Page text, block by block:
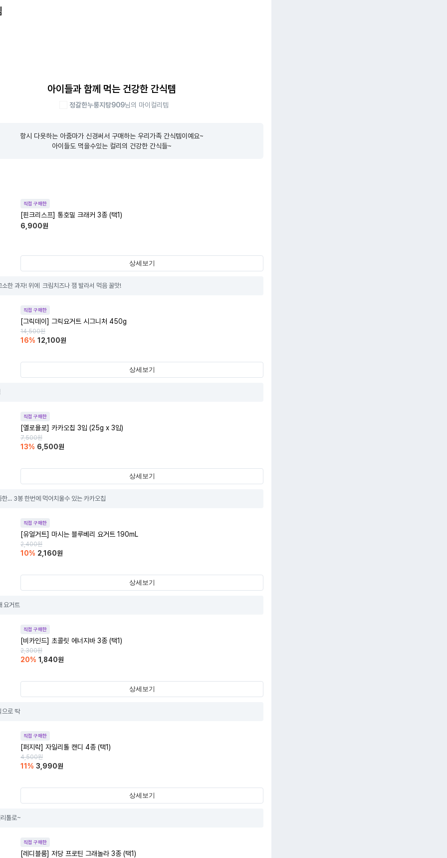
아이들과 함께 먹는 건강한 간식템
정갈한누룽지탕909님의 마이컬리템
항시 다욧하는 아줌마가 신경써서 구매하는 우리가족 간식템이예요~
아이들도 먹을수있는 컬리의 건강한 간식들~
직접 구매한
[핀크리스프] 통호밀 크래커 3종 (택1)
6,900원
상세보기
한 과자! 위에  크림치즈나 잼 발라서 먹음 꿀맛!
직접 구매한
[그릭데이] 그릭요거트 시그니처 450g
14,500원
16% 12,100원
상세보기
직접 구매한
[옐로욜로] 카카오칩 3입 (25g x 3입)
7,500원
13% 6,500원
상세보기
한... 3봉 한번에 먹어치울수 있는 카카오칩
직접 구매한
[유얼거트] 마시는 블루베리 요거트 190mL
2,400원
10% 2,160원
상세보기
요거트
직접 구매한
[비카인드] 초콜릿 에너지바 3종 (택1)
2,300원
20% 1,840원
상세보기
으로 딱
직접 구매한
[퍼지락] 자일리톨 캔디 4종 (택1)
4,500원
11 % 3,990원
상세보기
톨로~
직접 구매한
[레디블룸] 저당 프로틴 그래놀라 3종 (택1)